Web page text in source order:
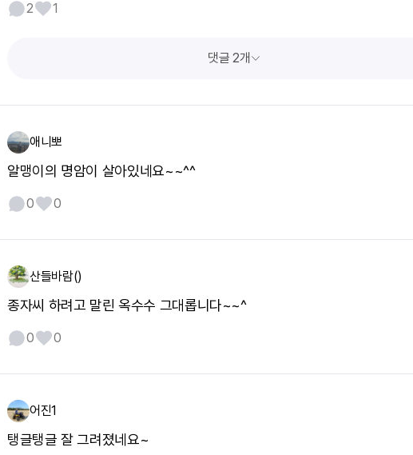
2 1
댓글 2개
애니뽀
알맹이의 명암이 살아있네요~~^^
0 0
산들바람()
종자씨 하려고 말린 옥수수 그대롭니다~~^
0 0
어진1
탱글탱글 잘 그려졌네요~